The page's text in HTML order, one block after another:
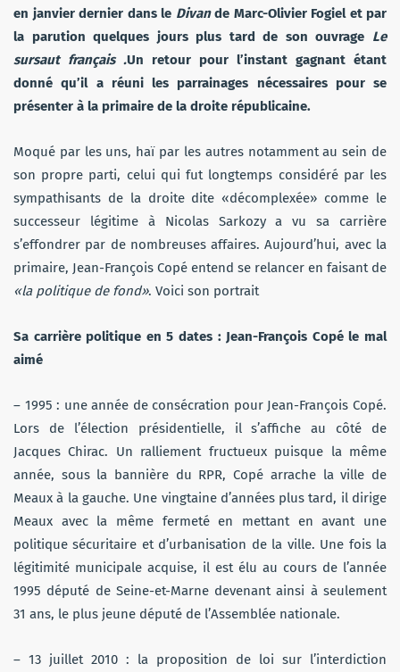
en janvier dernier dans le Divande Marc-Olivier Fogiel et par
la parution quelques jours plus tard de son ouvrage Le
sursaut français .Un retour pour l’instant gagnant étant
donné qu’il a réuni les parrainages nécessaires pour se
présenter à la primaire de la droite républicaine.
Moqué par les uns, haï par les autres notamment au sein de
son propre parti, celui qui fut longtemps considéré par les
sympathisants de la droite dite «décomplexée» comme le
successeur légitime à Nicolas Sarkozy a vu sa carrière
s’effondrer par de nombreuses affaires. Aujourd’hui, avec la
primaire, Jean-François Copé entend se relancer en faisant de
«la politique de fond». Voici son portrait
Sa carrière politique en 5 dates : Jean-François Copé le mal
aimé
– 1995 : une année de consécration pour Jean-François Copé.
Lors de l’élection présidentielle, il s’affiche au côté de
Jacques Chirac. Un ralliement fructueux puisque la même
année, sous la bannière du RPR, Copé arrache la ville de
Meaux à la gauche. Une vingtaine d’années plus tard, il dirige
Meaux avec la même fermeté en mettant en avant une
politique sécuritaire et d’urbanisation de la ville. Une fois la
légitimité municipale acquise, il est élu au cours de l’année
1995 député de Seine-et-Marne devenant ainsi à seulement
31 ans, le plus jeune député de l’Assemblée nationale.
– 13 juillet 2010 : la proposition de loi sur l’interdiction